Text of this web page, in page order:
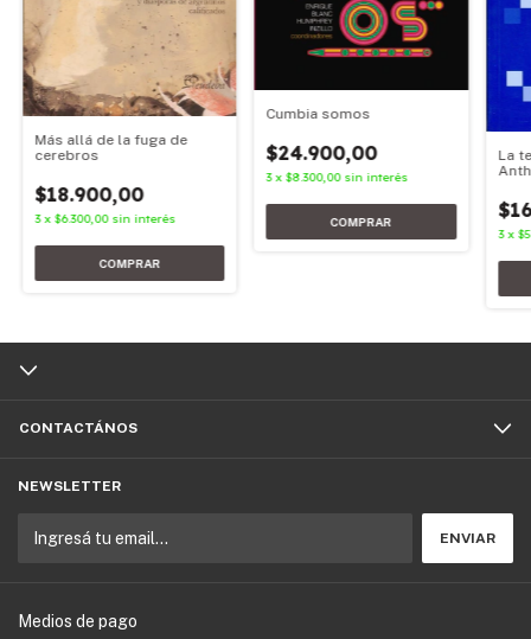
Más allá de la fuga de
cerebros
$18.900,00
3 x $6.300,00 sin interés
Cumbia somos
$24.900,00
3 x$8.300,00 sin interés
La
3 x
CONTACTÁNOS
NEWSLETTER
Medios de pago